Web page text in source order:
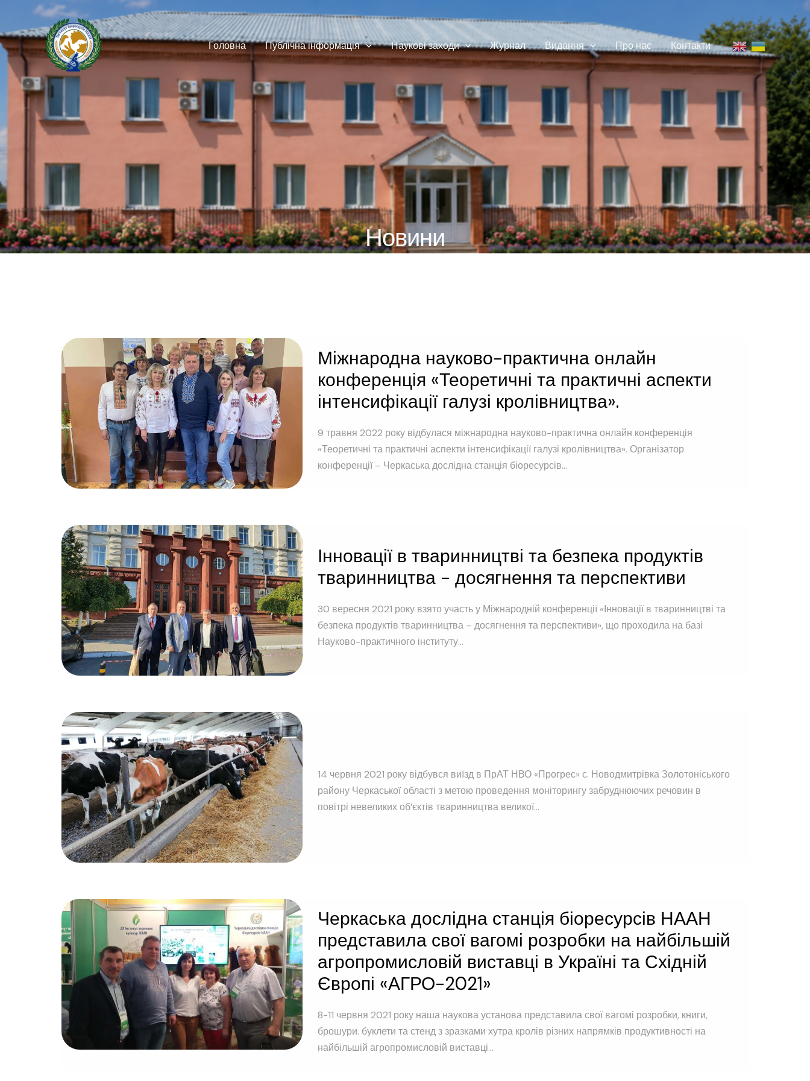
Головна Публічна інформація Наукові заходи Журнал Видання Про нас Контакти
Новини
Міжнародна науково-практична онлайн
конференція «Теоретичні та практичні аспекти
інтенсифікації галузі кролівництва».
9 травня 2022 року відбулася міжнародна науково-практична онлайн конференція
«Теоретичні та практичні аспекти інтенсифікації галузі кролівництва». Організатор
конференції – Черкаська дослідна станція біоресурсів...
Інновації в тваринництві та безпека продуктів
тваринництва - досягнення та перспективи
30 вересня 2021 року взято участь у Міжнародній конференції «Інновації в тваринництві та
безпека продуктів тваринництва – досягнення та перспективи», що проходила на базі
Науково-практичного інституту...
14 червня 2021 року відбувся виїзд в ПрАТ НВО «Прогрес» с. Новодмитрівка Золотоніського
району Черкаської області з метою проведення моніторингу забруднюючих речовин в
повітрі невеликих об’єктів тваринництва великої...
Черкаська дослідна станція біоресурсів НААН
представила свої вагомі розробки на найбільшій
агропромисловій виставці в Україні та Східній
Європі «АГРО-2021»
8-11 червня 2021 року наша наукова установа представила свої вагомі розробки, книги,
брошури. буклети та стенд з зразками хутра кролів різних напрямків продуктивності на
найбільшій агропромисловій виставці...